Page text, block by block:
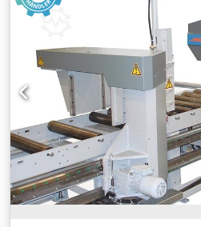
Anwendungsmöglichkeiten und
Qualität für Profis und
Technische Daten: Motor 230 V
Sägebandabmessung
Sägebandgeschwindigkeit
Gehrungswinkel 0 – 45 °
105 100x100 45° 75x37 74
Tk N As Aidjf 1 Sägeband
1 Längenanschlag 500 mm
Konformitätserklärung